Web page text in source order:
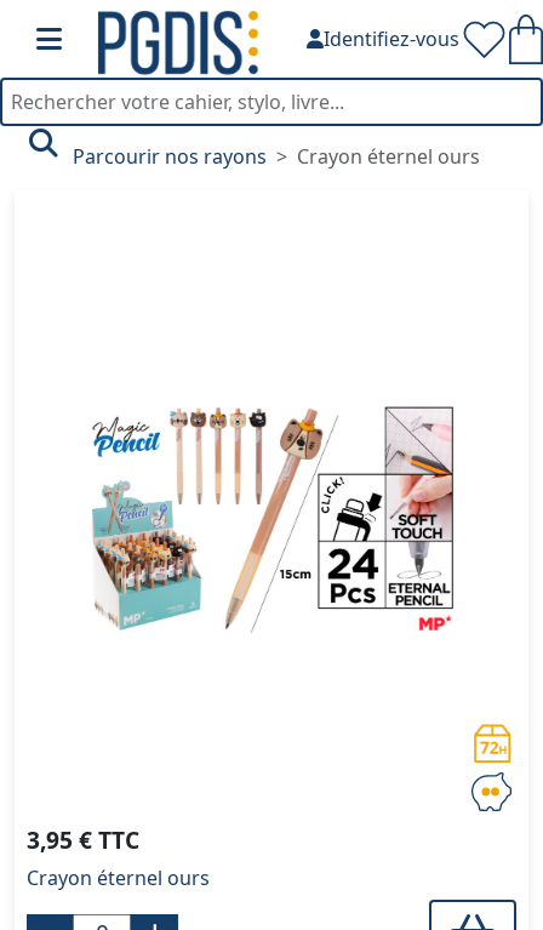
Identifiez-vous
Parcourir nos rayons Crayon éternel ours
3,95 € TTC
Crayon éternel ours